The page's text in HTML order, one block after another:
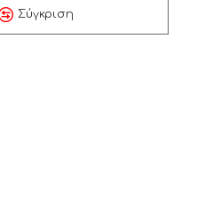
Σύγκριση